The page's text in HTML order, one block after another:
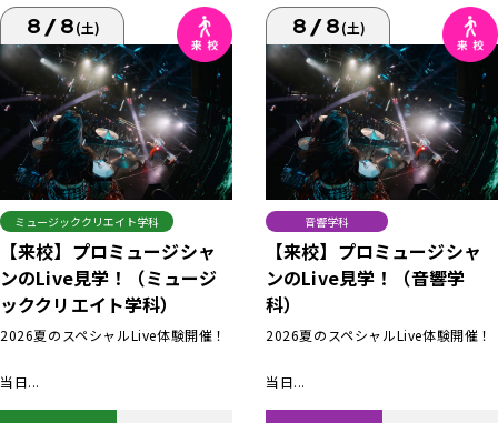
8/8(土)
ミュージッククリエイト学科
【来校】プロミュージシャ
ンのLive見学！（ミュージ
ッククリエイト学科）
2026夏のスペシャルLive体験開催！
当日...
8/8(土)
音響学科
【来校】プロミュージシャ
ンのLive見学！（音響学
科）
2026夏のスペシャルLive体験開催！
当日...